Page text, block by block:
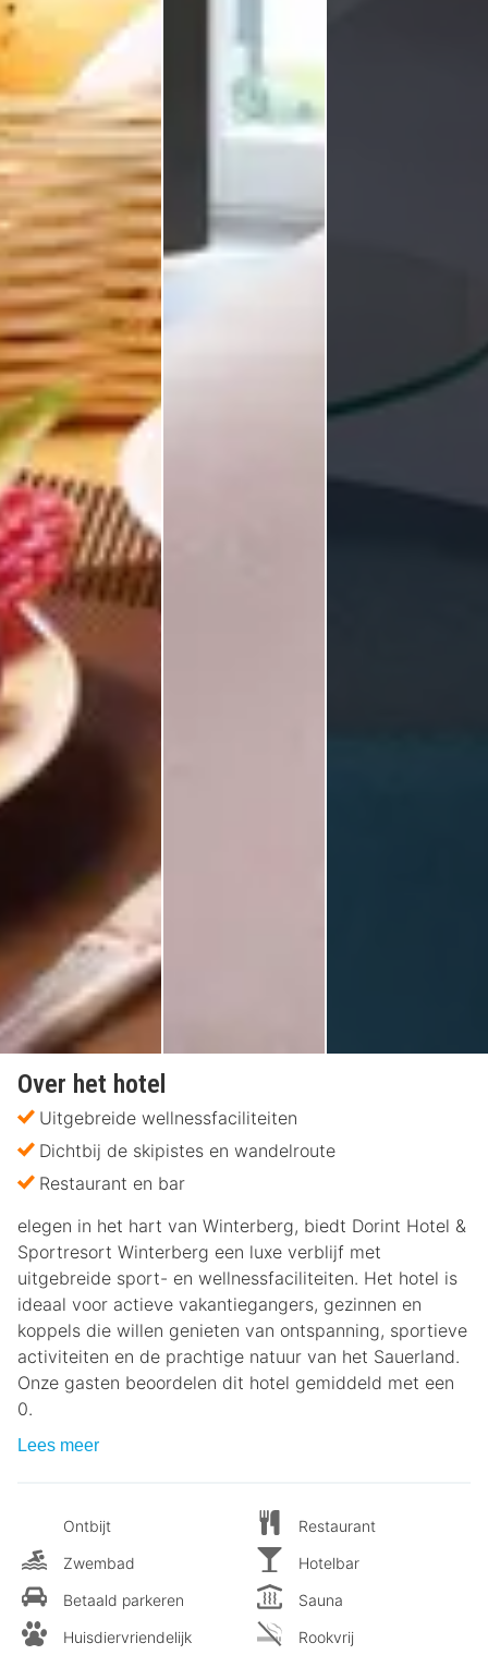
Over het hotel
Uitgebreide wellnessfaciliteiten
Dichtbij de skipistes en wandelroute
Restaurant en bar
elegen in het hart van Winterberg, biedt Dorint Hotel &
Sportresort Winterberg een luxe verblijf met
uitgebreide sport- en wellnessfaciliteiten. Het hotel is
ideaal voor actieve vakantiegangers, gezinnen en
koppels die willen genieten van ontspanning, sportieve
activiteiten en de prachtige natuur van het Sauerland.
Onze gasten beoordelen dit hotel gemiddeld met een
0.
Lees meer
Ontbijt
Zwembad
Betaald parkeren
Huisdiervriendelijk
Restaurant
Hotelbar
Sauna
Rookvrij